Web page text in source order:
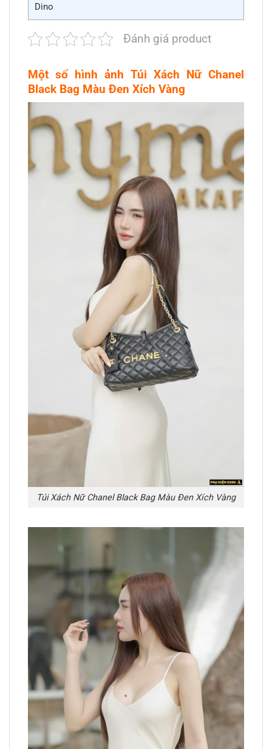
Dino
Đánh giá product
Một số hình ảnh Túi Xách Nữ Chanel
Black Bag Màu Đen Xích Vàng
Túi Xách Nữ Chanel Black Bag Màu Đen Xích Vàng